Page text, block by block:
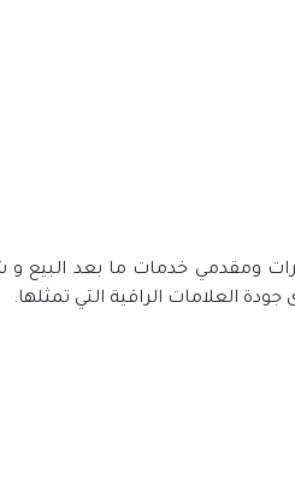
ومقدمي خدمات ما بعد البيع و
العلامات الراقية التي تمثلها.